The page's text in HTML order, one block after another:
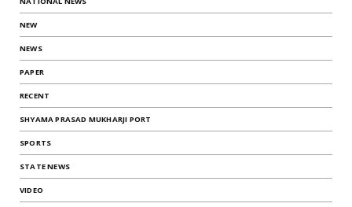
NEW
NEWS
PAPER
RECENT
SHYAMA PRASAD MUKHARJI PORT
SPORTS
STATE NEWS
VIDEO